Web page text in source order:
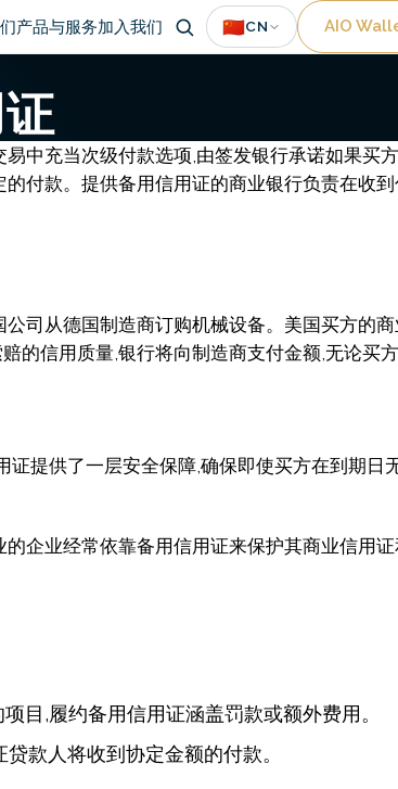
产品与服务加入我们 🇨🇳CN AIO
中充当次级付款选项,由签发银行承诺如果买
付款。提供备用信用证的商业银行负责在收
司从德国制造商订购机械设备。美国买方的
信用质量,银行将向制造商支付金额,无论买方
提供了一层安全保障,确保即使买方在到期日
企业经常依靠备用信用证来保护其商业信用证
目,履约备用信用证涵盖罚款或额外费用。
款人将收到协定金额的付款。